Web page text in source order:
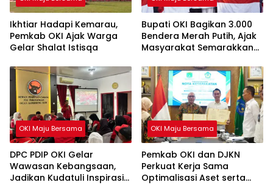
Ikhtiar Hadapi Kemarau,
Pemkab OKI Ajak Warga
Gelar Shalat Istisqa
Bupati OKI Bagikan 3.000
Bendera Merah Putih, Ajak
Masyarakat Semarakkan
OKI Maju Bersama
DPC PDIP OKI Gelar
Wawasan Kebangsaan,
Jadikan Kudatuli Inspirasi
OKI Maju Bersama
Pemkab OKI dan DJKN
Perkuat Kerja Sama
Optimalisasi Aset serta